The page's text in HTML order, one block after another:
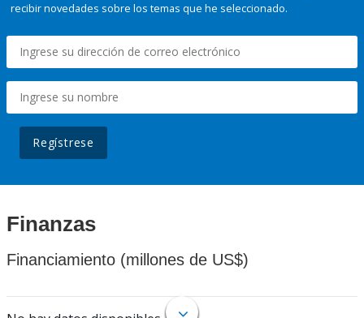
recibir novedades sobre los temas que he seleccionado.
Regístrese
Finanzas
Financiamiento (millones de US$)